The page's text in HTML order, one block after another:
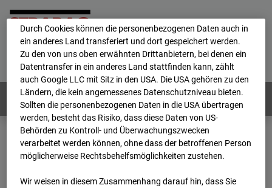
Home E-Mail Impressum
Login
Deutsch / English
Webcams: Alle Länder
Home
Deutschland
BC-114 BV-Ausbau Bonatzbau -Cam2
Archiv
2026
07 08 09:00
Durch Cookies können die personenbezogenen Daten auch in
ein anderes Land transferiert und dort gespeichert werden.
Zu den von uns oben erwähnten Drittanbietern, bei denen ein
Datentransfer in ein anderes Land stattfinden kann, zählt
auch Google LLC mit Sitz in den USA. Die USA gehören zu den
Ländern, die kein angemessenes Datenschutzniveau bieten.
Sollten die personenbezogenen Daten in die USA übertragen
werden, besteht das Risiko, dass diese Daten von US-
Behörden zu Kontroll- und Überwachungszwecken
verarbeitet werden können, ohne dass der betroffenen Person
möglicherweise Rechtsbehelfsmöglichkeiten zustehen.
Wir weisen in diesem Zusammenhang darauf hin, dass Sie